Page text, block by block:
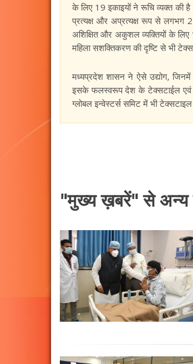
के लिए 19 इकाइयों ने रूचि व्यक्त की
प्रत्यक्ष और अप्रत्यक्ष रूप से लगभग 2
अशिक्षित और अकुशल व्यक्तियों के
महिला सशक्तिकरण की दृष्टि से भी
मध्यप्रदेश शासन ने ऐसे उद्योग, जिनमें
इसके फलस्वरूप देश के टेक्सटाईल एवं
ग्लोबल इन्वेस्टर्स समिट में भी
"मुख्य ख़बरें" से